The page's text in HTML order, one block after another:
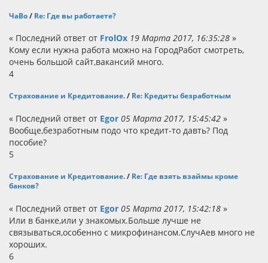
ЧаВо / Re: Где вы работаете?
« Последний ответ от FrolOx 19 Марта 2017, 16:35:28 »
Кому если нужна работа можно на ГородРабот смотреть,
очень большой сайт,вакансий много.
4
Страхование и Кредитование. / Re: Кредиты безработным
« Последний ответ от Egor 05 Марта 2017, 15:45:42 »
Вообще,безработным подо что кредит-то давть? Под
пособие?
5
Страхование и Кредитование. / Re: Где взять взаймы кроме
банков?
« Последний ответ от Egor 05 Марта 2017, 15:42:18 »
Или в банке,или у знакомых.Больше лучше не
связываться,особенно с микрофинансом.СлучАев много не
хороших.
6